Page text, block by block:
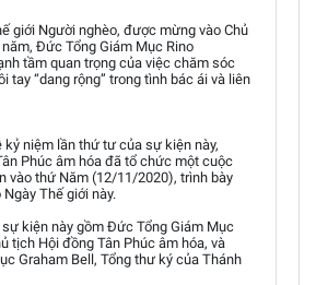
giới Người nghèo, được mừng vào Chủ
Đức Tổng Giám Mục Rino
tầm quan trọng của việc chăm sóc
tay “dang rộng” trong tình bác ái và liên
niệm lần thứ tư của sự kiện này,
Phúc âm hóa đã tổ chức một cuộc
vào thứ Năm (12/11/2020), trình bày
Thế giới này.
kiện này gồm Đức Tổng Giám Mục
tịch Hội đồng Tân Phúc âm hóa, và
Graham Bell, Tổng thư ký của Thánh